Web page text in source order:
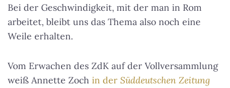
Bei der Geschwindigkeit, mit der man in Rom
arbeitet, bleibt uns das Thema also noch eine
Weile erhalten.
Vom Erwachen des ZdK auf der Vollversammlung
weiß Annette Zoch in der Süddeutschen Zeitung